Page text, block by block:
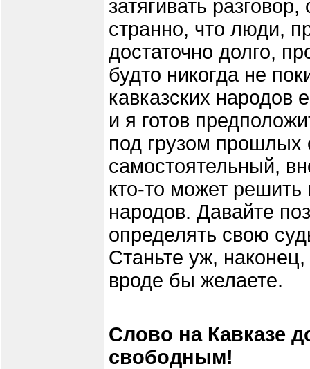
затягивать
странно, что люди,
достаточно долго,
будто никогда не
кавказских народов
и я готов
под грузом прошлых
самостоятельный,
кто-то может
народов. Давайте
определять свою
Станьте уж,
вроде бы желаете.
Слово на Кавказе
свободным!